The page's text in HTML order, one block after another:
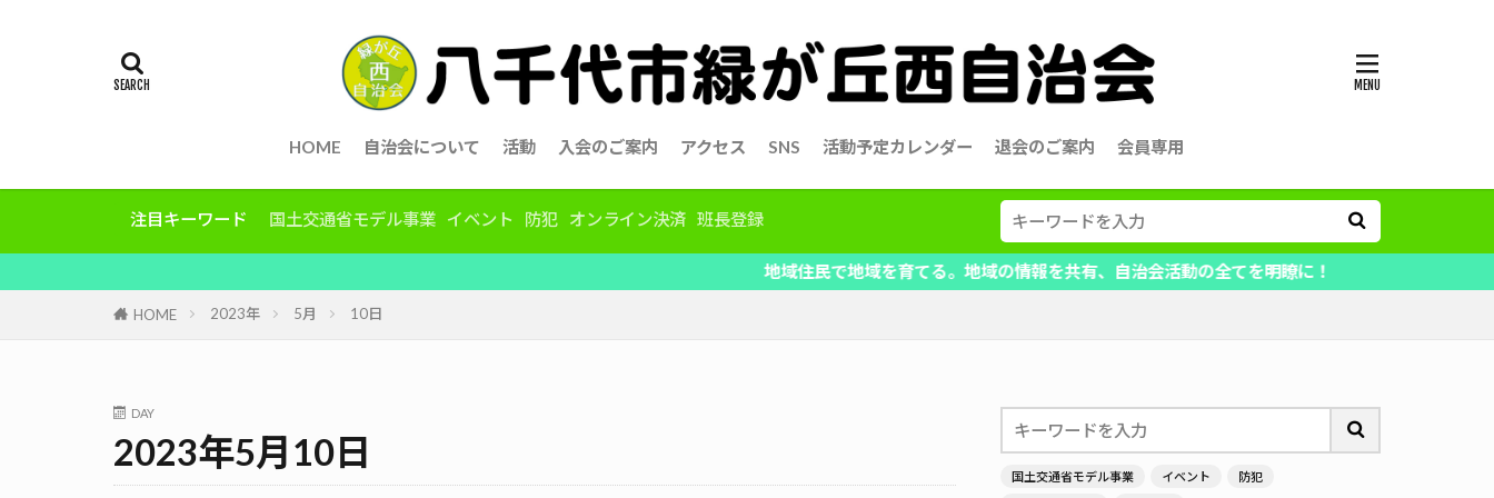
HOME 自治会について 活動 入会のご案内 アクセス SNS 活動予定カレンダー 退会のご案内 会員専用
注目キーワード 国土交通省モデル事業 イベント 防犯 オンライン決済 班長登録
地域住民で地域を育てる。地域の情報を共有、自治会活動の全てを明瞭に！
HOME 2023年 5月 10日
DAY
2023年5月10日
国土交通省モデル事業 イベント
防犯